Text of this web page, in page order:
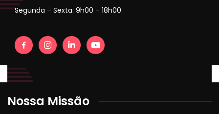
Segunda – Sexta: 9h00 – 18h00
Nossa Missão